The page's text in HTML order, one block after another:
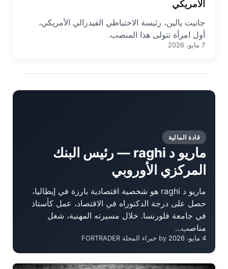
الأمريكي
جانيت يالين، رئيسة الاحتياطي الفيدرالي الأمريكي،
أول امرأة تتولى هذا المنصب.
7 مايو، 2026
قادة المالية
ماريو د raghi — رئيس البنك
المركزي الأوروبي
ماريو د raghi هو شخصية اقتصادية بارزة في إيطاليا،
حصل على درجة الدكتوراه في الاقتصاد، عمل كأستاذ
في جامعة فلورنسا. خلال مسيرته المهنية، شغل
مناصب...
4 مايو، 2026 by خبراء المجلة FORTRADER